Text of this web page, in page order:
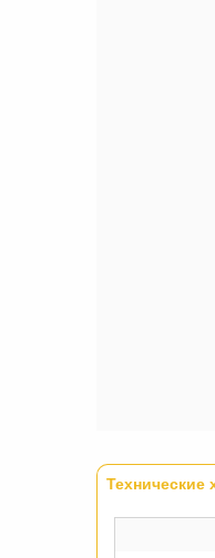
Tabs
Технические